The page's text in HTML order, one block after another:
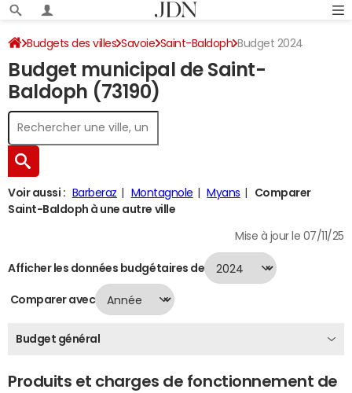
Budgets des villes Savoie Saint-Baldoph Budget 2024
Budget municipal de Saint-
Baldoph (73190)
Voir aussi : Barberaz Montagnole Myans
Comparer
Saint-Baldoph à une autre ville
Mise à jour le 07/11/25
Afficher les données budgétaires de
Comparer avec
Budget général
Produits et charges de fonctionnement de